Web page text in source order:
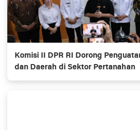
Komisi II DPR RI Dorong
dan Daerah di Sektor Pertanahan